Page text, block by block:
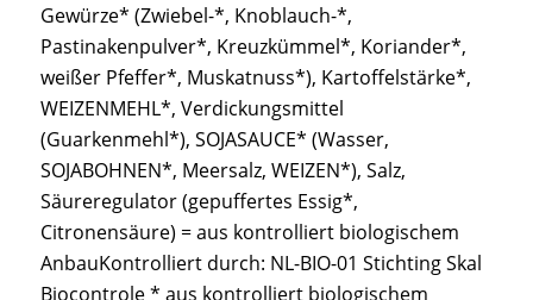
Gewürze* (Zwiebel-*, Knoblauch-*,
Pastinakenpulver*, Kreuzkümmel*, Koriander*,
weißer Pfeffer*, Muskatnuss*), Kartoffelstärke*,
WEIZENMEHL*, Verdickungsmittel
(Guarkenmehl*), SOJASAUCE* (Wasser,
SOJABOHNEN*, Meersalz, WEIZEN*), Salz,
Säureregulator (gepuffertes Essig*,
Citronensäure) = aus kontrolliert biologischem
AnbauKontrolliert durch: NL-BIO-01 Stichting Skal
Biocontrole * aus kontrolliert biologischem